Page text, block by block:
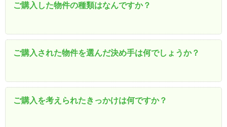
ご購入した物件の種類はなんですか？
ご購入された物件を選んだ決め手は何でしょうか？
ご購入を考えられたきっかけは何ですか？